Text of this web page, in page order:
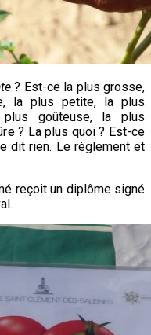
? Est-ce la plus grosse,
la plus petite, la plus
goûteuse, la plus
? La plus quoi ? Est-ce
dit rien. Le règlement et
reçoit un diplôme signé